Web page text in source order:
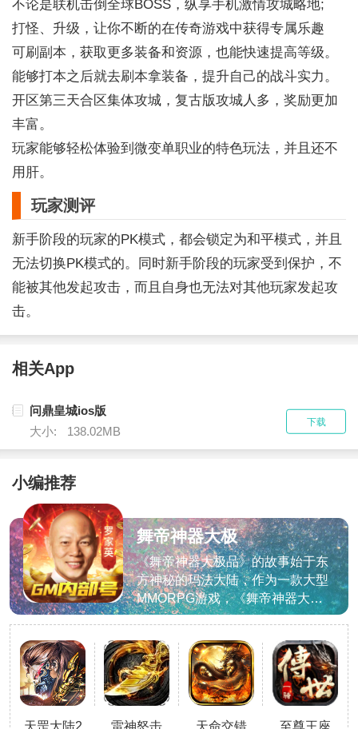
不论是联机击倒全球BOSS，纵享手机激情攻城略地;
打怪、升级，让你不断的在传奇游戏中获得专属乐趣
可刷副本，获取更多装备和资源，也能快速提高等级。
能够打本之后就去刷本拿装备，提升自己的战斗实力。
开区第三天合区集体攻城，复古版攻城人多，奖励更加
丰富。
玩家能够轻松体验到微变单职业的特色玩法，并且还不
用肝。
玩家测评
新手阶段的玩家的PK模式，都会锁定为和平模式，并且
无法切换PK模式的。同时新手阶段的玩家受到保护，不
能被其他发起攻击，而且自身也无法对其他玩家发起攻
击。
相关App
问鼎皇城ios版
大小:
138.02MB
下载
小编推荐
舞帝神器大极
品
《舞帝神器大极品》的故事始于东
方神秘的玛法大陆，作为一款大型
MMORPG游戏，《舞帝神器大极
品》传承了1.8.0版本的精华，并
忆之城，再战热血沙场，续写烈火
传说!手游亮点1、全新的沙城争霸
玩法等你来体验，让你可以在游戏
中获得一片天
天罡大陆2
雷神怒击 天命交错 至尊王座